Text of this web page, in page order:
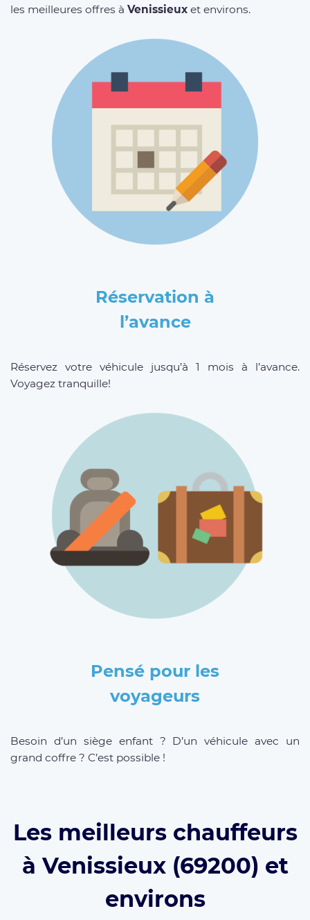
les meilleures offres à Venissieux et environs.
Réservation à
l’avance
Réservez votre véhicule jusqu’à 1 mois à l’avance.
Voyagez tranquille!
Pensé pour les
voyageurs
Besoin d’un siège enfant ? D’un véhicule avec un
grand coffre ? C’est possible !
Les meilleurs chauffeurs
à Venissieux (69200) et
environs